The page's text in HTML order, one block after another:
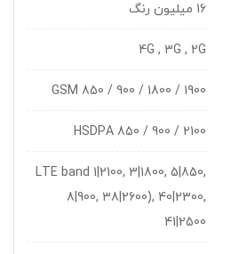
16 میلیون رنگ
4G , 3G , 2G
GSM 850 / 900 / 1800 / 1900
HSDPA 850 / 900 / 2100
LTE band 1|2100, 3|1800, 5|850,
8|900, 38|2600), 40|2300,
41|2500